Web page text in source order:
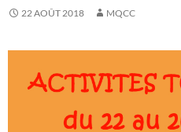
22 AOÛT 2018 MQCC